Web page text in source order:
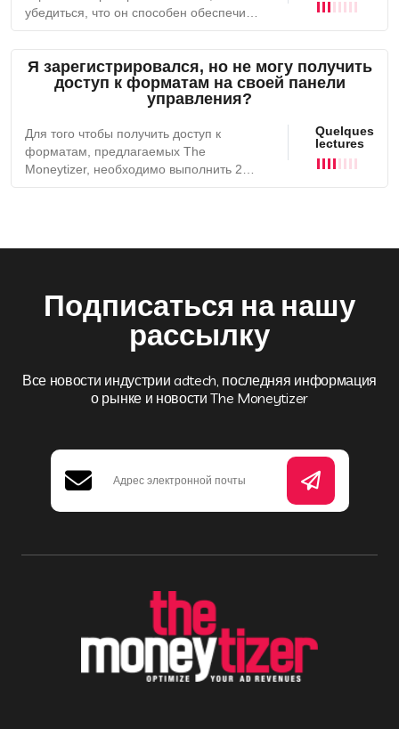
сайта.Вы перевели свой сайт на
платформу, которая позволяет
регистрировать скрипты рекламных
объявлений.
убедиться, что он способен обеспечить
наилучшую монетизацию.Это может
занять до 5 рабочих дней, и Вас могут
попросить предоставить некоторые
данные для проверки.Для получения
дополнительной информации,
командой.
Я зарегистрировался, но не могу получить
доступ к форматам на своей панели
управления?
Для того чтобы получить доступ к
форматам, предлагаемых The
Moneytizer, необходимо выполнить 2
условия:Ваш сайт должен
Quelques
lectures
Подписаться на нашу
рассылку
Все новости индустрии adtech, последняя информация
о рынке и новости The Moneytizer